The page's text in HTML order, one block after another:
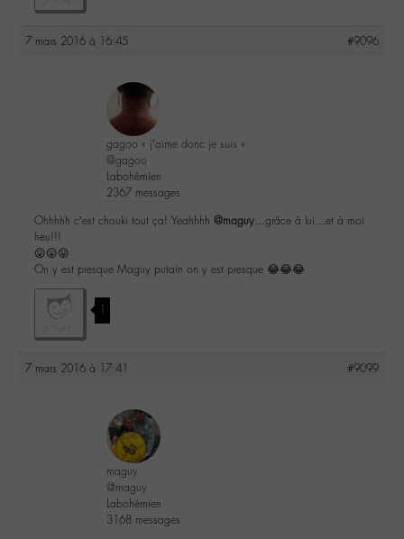
7 mars 2016 à 16:45 #9096
gagoo « j’aime donc je suis »
@gagoo
Labohémien
2367 messages
Ohhhhh c’est chouki tout ça! Yeahhhh @maguy…grâce à lui…et à moi
heu!!!
😛😛😛
On y est presque Maguy putain on y est presque 😂😂😂
1
7 mars 2016 à 17:41 #9099
maguy
@maguy
Labohémien
3168 messages